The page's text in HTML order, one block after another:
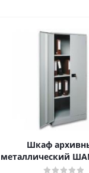
Шкаф
металлический